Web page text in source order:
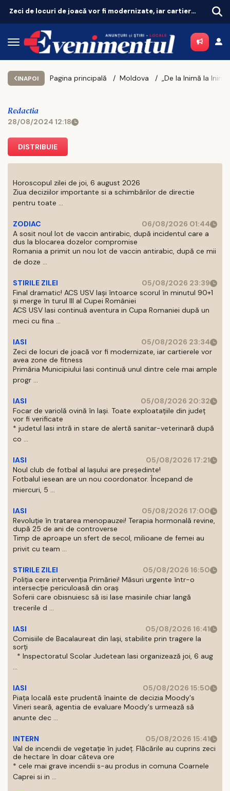
Revoluție în tratarea menopauzei! Terapia hormonală revine, după 25 de ani de controverse
INAPOI Pagina principală Moldova
Redactia
28/08/2024 12:18
DISTRIBUIE
Horoscopul zilei de joi, 6 august 2026
Ziua deciziilor importante si a schimbărilor de directie
pentru toate ...
ZODIAC
06/08/2026 01:44
A sosit noul lot de vaccin antirabic, după incidentul care a
dus la blocarea dozelor compromise
Romania a primit un nou lot de vaccin antirabic, după ce mii
de doze ...
STIRILE ZILEI
05/08/2026 23:39
Final dramatic! ACS USV Iași întoarce scorul în minutul 90+1
și merge în turul III al Cupei României
ACS USV Iasi continuă aventura in Cupa Romaniei după un
meci cu fina ...
IASI
05/08/2026 23:34
Zeci de locuri de joacă vor fi modernizate, iar cartierele vor
avea zone de fitness
Primăria Municipiului Iasi continuă unul dintre cele mai ample
progr ...
IASI
05/08/2026 20:32
Focar de variolă ovină în Iași. Toate exploatațiile din județ
vor fi verificate
* judetul Iasi intră in stare de alertă sanitar-veterinară după
co ...
IASI
05/08/2026 17:21
Noul club de fotbal al Iașului are președinte!
Fotbalul iesean are un nou coordonator. Începand de
miercuri, 5 ...
IASI
05/08/2026 17:00
Revoluție în tratarea menopauzei! Terapia hormonală revine,
după 25 de ani de controverse
Timp de aproape un sfert de secol, milioane de femei au
privit cu team ...
STIRILE ZILEI
05/08/2026 16:50
Poliția cere intervenția Primăriei! Măsuri urgente într-o
intersecție periculoasă din oraș
Soferii care obisnuiesc să isi lase masinile chiar langă
trecerile d ...
IASI
05/08/2026 16:41
Comisiile de Bacalaureat din Iași, stabilite prin tragere la
sorți
* Inspectoratul Scolar Judetean Iasi organizează joi, 6 aug
...
IASI
05/08/2026 15:50
Piața locală este prudentă înainte de decizia Moody's
Vineri seară, agentia de evaluare Moody's urmează să
anunte dec ...
INTERN
05/08/2026 15:41
Val de incendii de vegetație în județ. Flăcările au cuprins zeci
de hectare în doar câteva ore
* cele mai grave incendii s-au produs in comuna Coarnele
Caprei si in ...